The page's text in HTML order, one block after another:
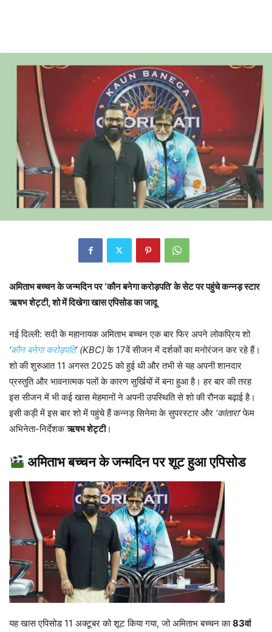
अमिताभ बच्चन के जन्मदिन पर ‘कौन बनेगा करोड़पति’ के सेट पर पहुंचे कन्नड़ स्टार
ऋषभ शेट्टी, शो में दिखेगा खास एपिसोड का जादू
नई दिल्ली: सदी के महानायक अमिताभ बच्चन एक बार फिर अपने लोकप्रिय शो
‘कौन बनेगा करोड़पति’ (KBC) के 17वें सीजन में दर्शकों का मनोरंजन कर रहे हैं।
शो की शुरुआत 11 अगस्त 2025 को हुई थी और तभी से यह अपनी शानदार
प्रस्तुति और भावनात्मक पलों के कारण सुर्खियों में बना हुआ है। हर बार की तरह
इस सीजन में भी कई खास मेहमानों ने अपनी उपस्थिति से शो की रौनक बढ़ाई है।
इसी कड़ी में इस बार शो में पहुंचे हैं कन्नड़ सिनेमा के सुपरस्टार और ‘कांतारा’फेम
अभिनेता-निर्देशकऋषभ शेट्टी।
अमिताभ बच्चन के जन्मदिन पर शूट हुआ एपिसोड
यह खास एपिसोड 11 अक्टूबर को शूट किया गया, जो अमिताभ बच्चन का83वां